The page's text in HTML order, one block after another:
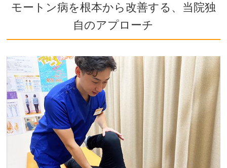
モートン病を根本から改善する、当院独
自のアプローチ